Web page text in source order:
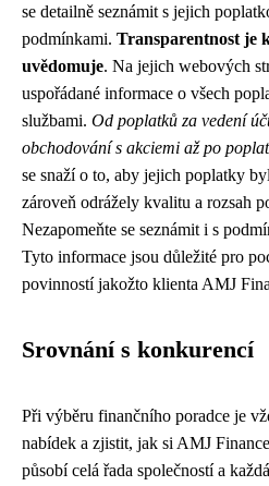
se detailně seznámit s jejich
podmínkami. Transparentnost je
uvědomuje. Na jejich webových
uspořádané informace o všech
službami. Od poplatků za vedení
obchodování s akciemi až po
se snaží o to, aby jejich poplatky
zároveň odrážely kvalitu a rozsah
Nezapomeňte se seznámit i s
Tyto informace jsou důležité pro
povinností jakožto klienta AMJ
Srovnání s konkurencí
Při výběru finančního poradce je
nabídek a zjistit, jak si AMJ
působí celá řada společností a